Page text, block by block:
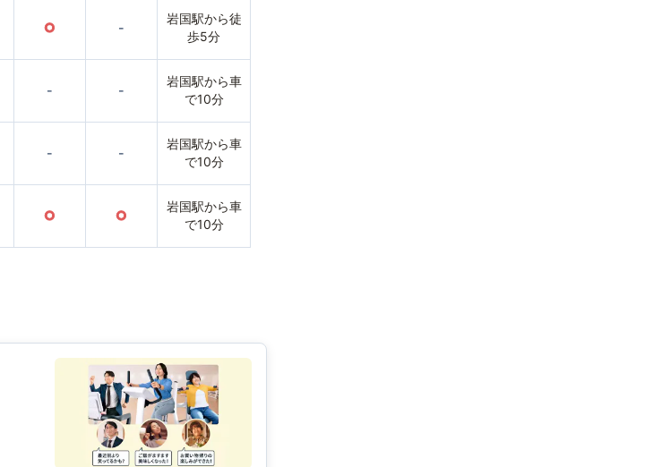
○ -
岩国駅から徒
歩5分
- -
岩国駅から車
で10分
- -
岩国駅から車
で10分
○ ○
岩国駅から車
で10分